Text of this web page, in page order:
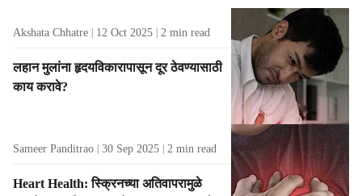
Akshata Chhatre 12 Oct 2025 2 min read
लहान मुलांना हृदयविकारापासून दूर ठेवण्यासाठी
काय करावे?
Sameer Panditrao 30 Sep 2025 2 min read
Heart Health: स्क्रिनच्या अतिवापरामुळे